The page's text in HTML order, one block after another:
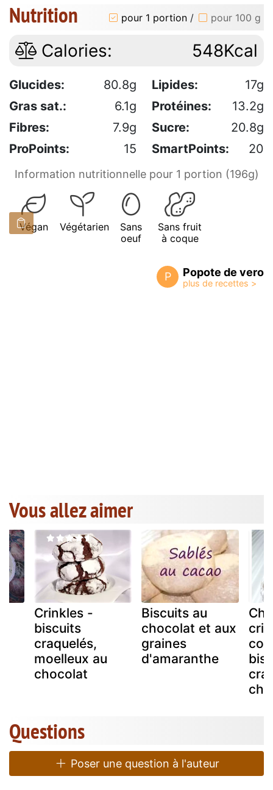
Nutrition pour 1 portion / pour 100 g
Calories: 548Kcal
Glucides: 80.8g Lipides:
17g
Gras sat.:
6.1g Protéines:
13.2g
Fibres:
7.9g Sucre:
20.8g
ProPoints:
15 SmartPoints: 20
Information nutritionnelle pour 1 portion (196g)
Végan Végétarien
Sans
oeuf
Sans fruit
à coque
P Popote de vero
Vous allez aimer
Crinkles -
biscuits
craquelés,
moelleux au
chocolat
Biscuits au
chocolat et aux
graines
d'amaranthe
Questions
Poser une question à l'auteur